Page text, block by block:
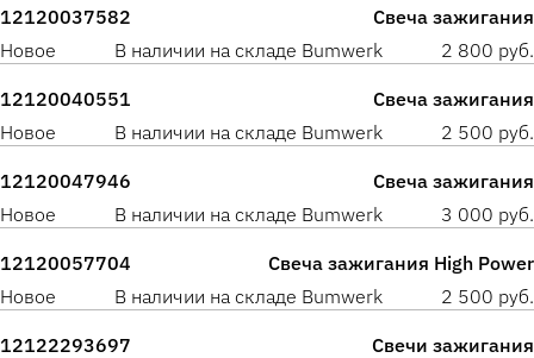
12120037582
Свеча зажигания
Новое
В наличии на складе Bumwerk 2 800 руб.
12120040551
Свеча зажигания
Новое
В наличии на складе Bumwerk 2 500 руб.
12120047946
Свеча зажигания
Новое
В наличии на складе Bumwerk 3 000 руб.
12120057704
Свеча зажигания High Power
Новое
В наличии на складе Bumwerk 2 500 руб.
12122293697
Свечи зажигания